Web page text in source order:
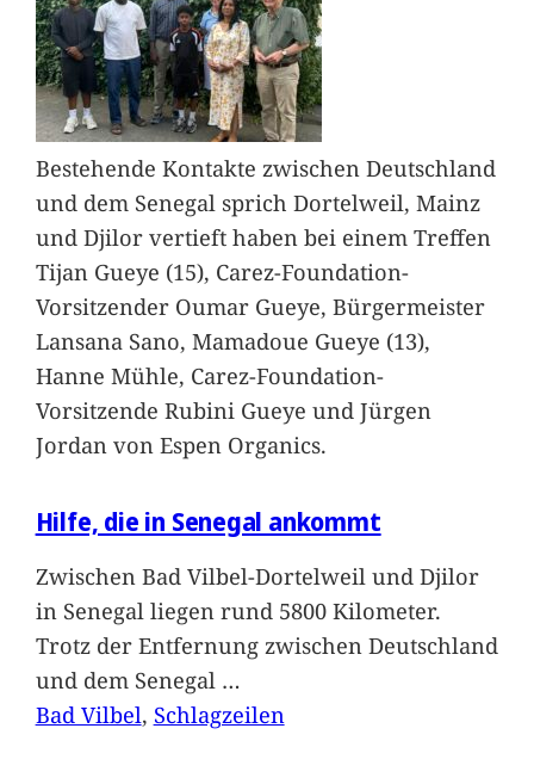
Bestehende Kontakte zwischen Deutschland
und dem Senegal sprich Dortelweil, Mainz
und Djilor vertieft haben bei einem Treffen
Tijan Gueye (15), Carez-Foundation-
Vorsitzender Oumar Gueye, Bürgermeister
Lansana Sano, Mamadoue Gueye (13),
Hanne Mühle, Carez-Foundation-
Vorsitzende Rubini Gueye und Jürgen
Jordan von Espen Organics.
Hilfe, die in Senegal ankommt
Zwischen Bad Vilbel-Dortelweil und Djilor
in Senegal liegen rund 5800 Kilometer.
Trotz der Entfernung zwischen Deutschland
und dem Senegal …
Bad Vilbel, Schlagzeilen